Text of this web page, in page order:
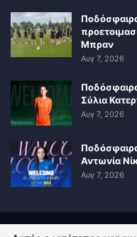
Μπραν
Αυγ 7, 2026
Σύλια
Αυγ 7, 2026
Αντωνία
Αυγ 7, 2026